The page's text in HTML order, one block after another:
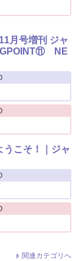
月号増刊 ジャ
NE
うこそ！｜ジャ
関連カテゴリへ